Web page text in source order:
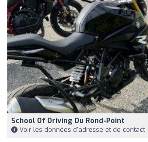
School Of Driving Du Rond-Point
Voir les données d'adresse et de contact